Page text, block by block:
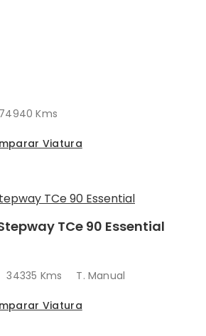
74940 Kms
Viatura
TCe 90 Essential
34335 Kms T. Manual
Viatura